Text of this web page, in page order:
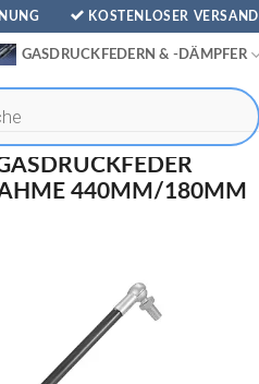
KOSTENLOSER VERSAND
GASDRUCKFEDERN & -DÄMPFER
440MM/180MM